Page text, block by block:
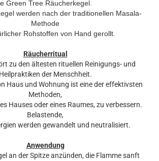
Green Tree Räucherkegel.
werden nach der traditionellen Masala-
Methode
Rohstoffen von Hand gerollt.
Räucherritual
zu den ältesten rituellen Reinigungs- und
Heilpraktiken der Menschheit.
Haus und Wohnung ist eine der effektivsten
Methoden,
Hauses oder eines Raumes, zu verbessern.
Belastende,
werden gewandelt und neutralisiert.
Anwendung
an der Spitze anzünden, die Flamme sanft